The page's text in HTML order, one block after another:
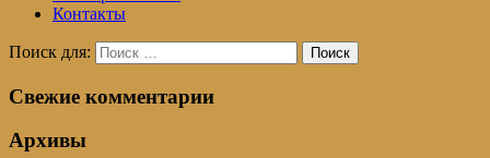
Контакты
Поиск для: Поиск
Свежие комментарии
Архивы